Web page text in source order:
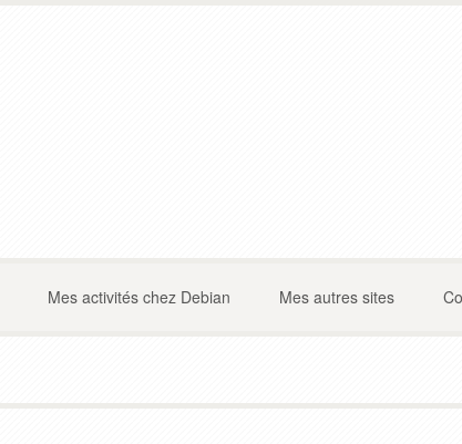
Mes activités chez Debian Mes autres sites